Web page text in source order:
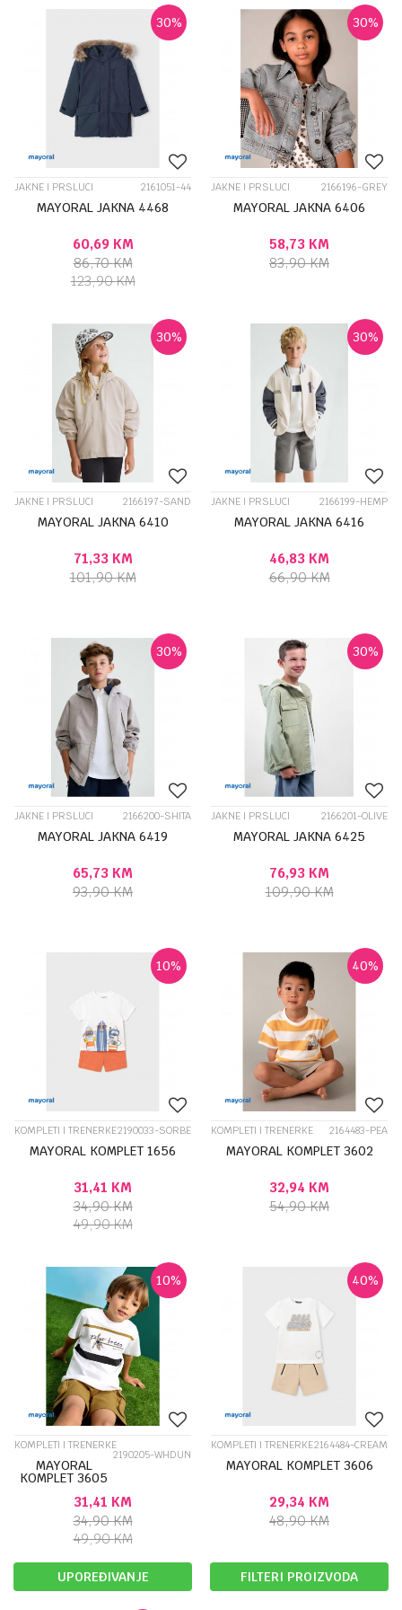
30%
JAKNE I PRSLUCI 2161051-44
MAYORAL JAKNA 4468
60,69 KM
86,70KM
123,90KM
30%
JAKNE I PRSLUCI 2166196-GREY
MAYORAL JAKNA 6406
58,73 KM
83,90KM
30%
JAKNE I PRSLUCI 2166197-SAND
MAYORAL JAKNA 6410
71,33 KM
101,90KM
30%
JAKNE I PRSLUCI 2166199-HEMP
MAYORAL JAKNA 6416
46,83 KM
66,90KM
30%
JAKNE I PRSLUCI 2166200-SHITA
MAYORAL JAKNA 6419
65,73 KM
93,90KM
30%
JAKNE I PRSLUCI 2166201-OLIVE
MAYORAL JAKNA 6425
76,93 KM
109,90KM
10%
KOMPLETI I TRENERKE2190033-SORBE
MAYORAL KOMPLET 1656
31,41 KM
34,90KM
49,90KM
40%
KOMPLETI I TRENERKE 2164483-PEA
MAYORAL KOMPLET 3602
32,94 KM
54,90KM
10%
KOMPLETI I TRENERKE
2190205-WHDUN
MAYORAL
KOMPLET 3605
31,41 KM
34,90KM
49,90KM
40%
KOMPLETI I TRENERKE2164484-CREAM
MAYORAL KOMPLET 3606
29,34 KM
48,90KM
UPOREĐIVANJE FILTERI PROIZVODA